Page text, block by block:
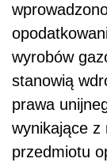
wyrobów
stanowią
prawa
wynikające z
przedmiotu